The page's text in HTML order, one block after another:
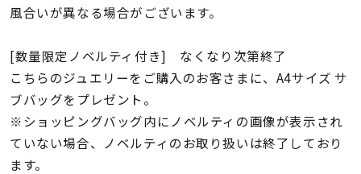
在庫 在庫ありのみ すべて表示
風合いが異なる場合がございます。
[数量限定ノベルティ付き] なくなり次第終了
こちらのジュエリーをご購入のお客さまに、A4サイズ サ
ブバッグをプレゼント。
※ショッピングバッグ内にノベルティの画像が表示され
ていない場合、ノベルティのお取り扱いは終了しており
ます。